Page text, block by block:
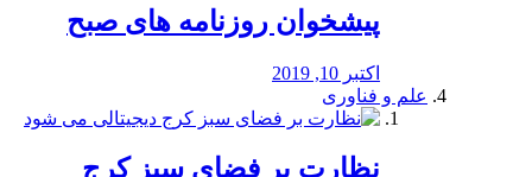
پیشخوان روزنامه های صبح
اکتبر 10, 2019
علم و فناوری
نظارت بر فضای سبز کرج